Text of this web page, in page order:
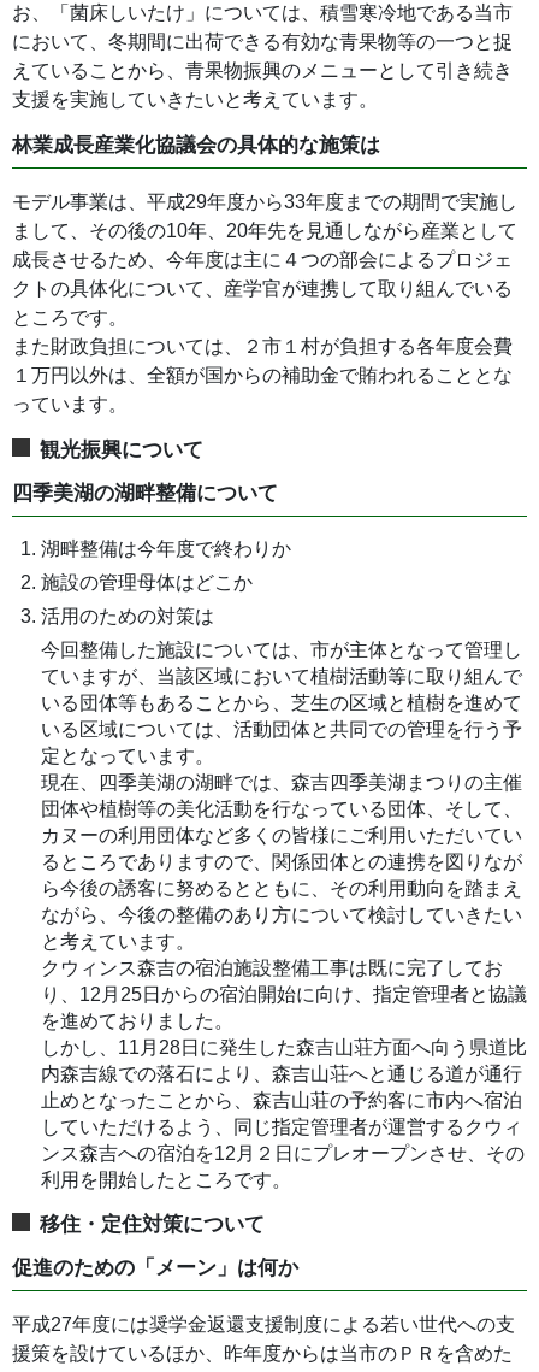
お、「菌床しいたけ」については、積雪寒冷地である当市
において、冬期間に出荷できる有効な青果物等の一つと捉
えていることから、青果物振興のメニューとして引き続き
支援を実施していきたいと考えています。
林業成長産業化協議会の具体的な施策は
モデル事業は、平成29年度から33年度までの期間で実施し
まして、その後の10年、20年先を見通しながら産業として
成長させるため、今年度は主に４つの部会によるプロジェ
クトの具体化について、産学官が連携して取り組んでいる
ところです。
また財政負担については、２市１村が負担する各年度会費
１万円以外は、全額が国からの補助金で賄われることとな
っています。
観光振興について
四季美湖の湖畔整備について
湖畔整備は今年度で終わりか
施設の管理母体はどこか
活用のための対策は
今回整備した施設については、市が主体となって管理し
ていますが、当該区域において植樹活動等に取り組んで
いる団体等もあることから、芝生の区域と植樹を進めて
いる区域については、活動団体と共同での管理を行う予
定となっています。
現在、四季美湖の湖畔では、森吉四季美湖まつりの主催
団体や植樹等の美化活動を行なっている団体、そして、
カヌーの利用団体など多くの皆様にご利用いただいてい
るところでありますので、関係団体との連携を図りなが
ら今後の誘客に努めるとともに、その利用動向を踏まえ
ながら、今後の整備のあり方について検討していきたい
と考えています。
クウィンス森吉の宿泊施設整備工事は既に完了してお
り、12月25日からの宿泊開始に向け、指定管理者と協議
を進めておりました。
しかし、11月28日に発生した森吉山荘方面へ向う県道比
内森吉線での落石により、森吉山荘へと通じる道が通行
止めとなったことから、森吉山荘の予約客に市内へ宿泊
していただけるよう、同じ指定管理者が運営するクウィ
ンス森吉への宿泊を12月２日にプレオープンさせ、その
利用を開始したところです。
移住・定住対策について
促進のための「メーン」は何か
平成27年度には奨学金返還支援制度による若い世代への支
援策を設けているほか、昨年度からは当市のＰＲを含めた